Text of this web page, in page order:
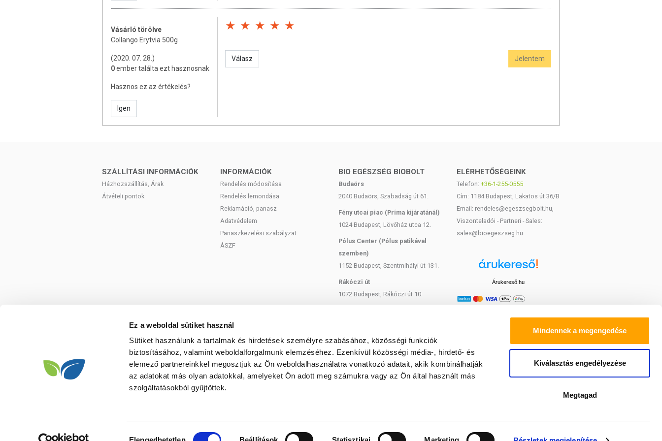
Ez a weboldal sütiket használ
Sütiket használunk a tartalmak és hirdetések személyre szabásához, közösségi funkciók
biztosításához, valamint weboldalforgalmunk elemzéséhez. Ezenkívül közösségi média-, hirdető- és
elemező partnereinkkel megosztjuk az Ön weboldalhasználatra vonatkozó adatait, akik kombinálhatják
az adatokat más olyan adatokkal, amelyeket Ön adott meg számukra vagy az Ön által használt más
szolgáltatásokból gyűjtöttek.
Mindennek a megengedése
Kiválasztás engedélyezése
Megtagad
Vásárló törölve
Collango Erytvia 500g
(2020. 07. 28.)
0ember találta ezt hasznosnak
Hasznos ez az értékelés?
Igen
Válasz Jelentem
SZÁLLÍTÁSI INFORMÁCIÓK
Házhozszállítás, Árak
Átvételi pontok
INFORMÁCIÓK
Rendelés módosítása
Rendelés lemondása
Reklamáció, panasz
Adatvédelem
Panaszkezelési szabályzat
ÁSZF
BIO EGÉSZSÉG BIOBOLT
Budaörs
2040 Budaörs, Szabadság út 61.
Fény utcai piac (Príma kijáratánál)
1024 Budapest, Lövőház utca 12.
Pólus Center (Pólus patikával
szemben)
1152 Budapest, Szentmihályi út 131.
Rákóczi út
1072 Budapest, Rákóczi út 10.
Bartók Béla
1114 Budapest, Bartók Béla út 71.
ELÉRHETŐSÉGEINK
Telefon: +36-1-255-0555
Cím: 1184 Budapest, Lakatos út 36/B
Email: rendeles@egeszsegbolt.hu,
Viszonteladói - Partneri - Sales:
sales@bioegeszseg.hu
Árukereső.hu